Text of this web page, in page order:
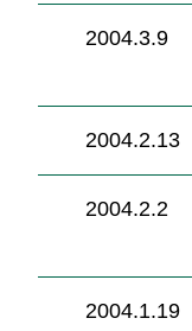
2004.3.9
2004.2.13
2004.2.2
2004.1.19